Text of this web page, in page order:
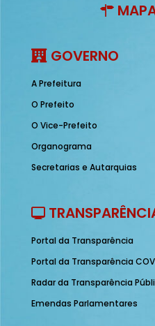
GOVERNO
A Prefeitura
O Prefeito
O Vice-Prefeito
Organograma
Secretarias e Autarquias
Portal da Transparência
Portal da Transparência
Radar da Transparência
Emendas Parlamentares